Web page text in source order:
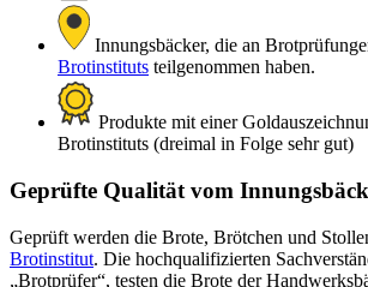
Innungsbäcker, die an
Brotinstituts teilgenommen haben.
Produkte mit einer
Brotinstituts (dreimal in Folge sehr gut)
Geprüfte Qualität vom
Geprüft werden die Brote, Brötchen und
Brotinstitut. Die hochqualifizierten
„Brotprüfer“, testen die Brote der